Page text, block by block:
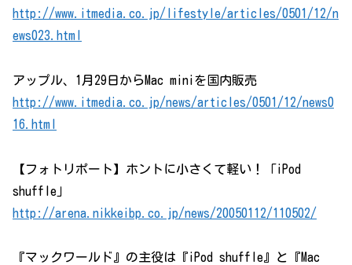
http://www.itmedia.co.jp/lifestyle/articles/0501/12/n
ews023.html
アップル、1月29日からMac miniを国内販売
http://www.itmedia.co.jp/news/articles/0501/12/news0
16.html
【フォトリポート】ホントに小さくて軽い！「iPod
shuffle」
http://arena.nikkeibp.co.jp/news/20050112/110502/
『マックワールド』の主役は『iPod shuffle』と『Mac